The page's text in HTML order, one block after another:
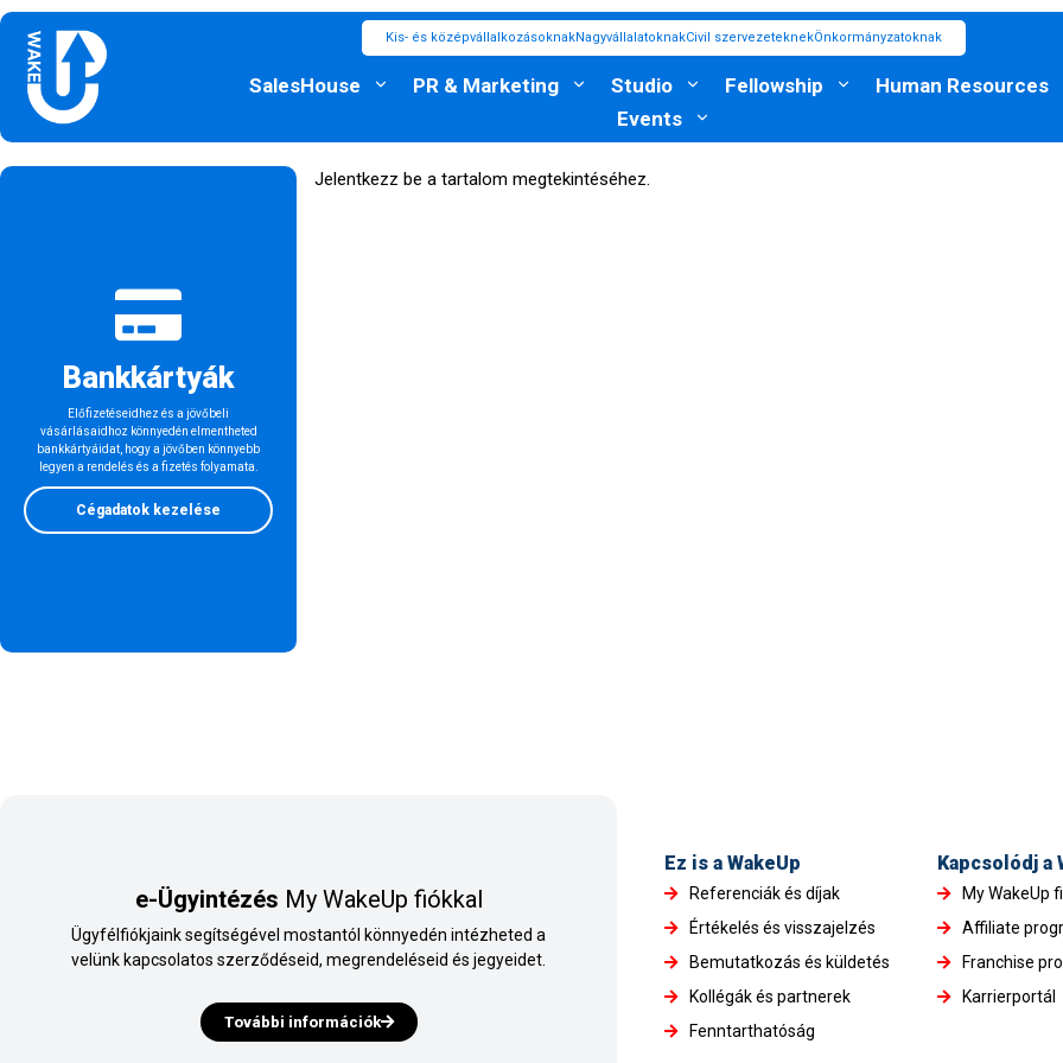
Kis- és középvállalkozásoknakNagyvállalatoknakCivil szervezeteknekÖnkormányzatoknak
SalesHouse PR & Marketing Studio Fellowship
Human Resources
Events
Bankkártyák
Előfizetéseidhez és a jövőbeli
vásárlásaidhoz könnyedén elmentheted
bankkártyáidat, hogy a jövőben könnyebb
legyen a rendelés és a fizetés folyamata.
Cégadatok kezelése
Jelentkezz be a tartalom megtekintéséhez.
e-Ügyintézés My WakeUp fiókkal
Ügyfélfiókjaink segítségével mostantól könnyedén intézheted a
velünk kapcsolatos szerződéseid, megrendeléseid és jegyeidet.
További információk
Ez is a WakeUp
Referenciák és díjak
Értékelés és visszajelzés
Bemutatkozás és küldetés
Kollégák és partnerek
Fenntarthatóság
Kapcsolódj a
My WakeUp
Affiliate
Franchise
Karrierportál